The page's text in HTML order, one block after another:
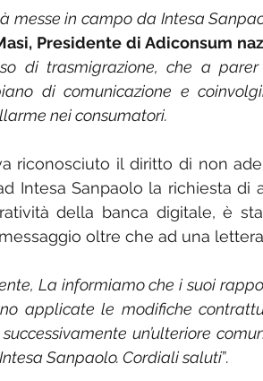
messe in campo da Intesa
Presidente di Adiconsum
di trasmigrazione, che a
di comunicazione e
nei consumatori.
riconosciuto il diritto di non
Intesa Sanpaolo la richiesta
della banca digitale, è
oltre che ad una
La informiamo che i suoi
applicate le modifiche
un’ulteriore
Sanpaolo. Cordiali saluti”.